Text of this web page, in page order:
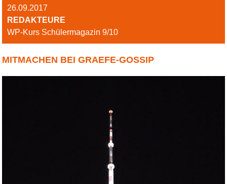
26.09.2017
REDAKTEURE
WP-Kurs Schülermagazin 9/10
MITMACHEN BEI GRAEFE-GOSSIP